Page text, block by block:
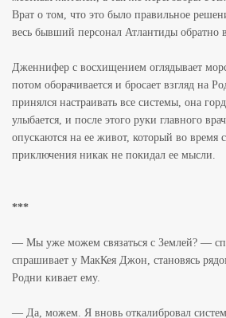
Врат о том, что это было правильное
весь бывший персонал Атлантиды обратно
Дженнифер с восхищением оглядывает
потом оборачивается и бросает взгляд на
принялся настраивать все системы, она
улыбается, и после этого руки главного
опускаются на ее живот, который во время
приключения никак не покидал ее мысли.
***
— Мы уже можем связаться с Землей? —
спрашивает у МакКея Джон, становясь
Родни кивает ему.
— Да, можем. Я вновь откалибровал